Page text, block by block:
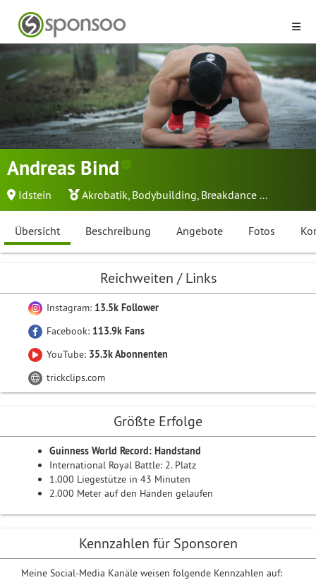
Andreas Bind
Idstein Akrobatik, Bodybuilding, Breakdance ...
Übersicht Beschreibung Angebote Fotos
Reichweiten / Links
Instagram: 13.5k Follower
Facebook: 113.9k Fans
YouTube: 35.3k Abonnenten
trickclips.com
Größte Erfolge
Guinness World Record: Handstand
International Royal Battle: 2. Platz
1.000 Liegestütze in 43 Minuten
2.000 Meter auf den Händen gelaufen
Kennzahlen für Sponsoren
Meine Social-Media Kanäle weisen folgende Kennzahlen auf: